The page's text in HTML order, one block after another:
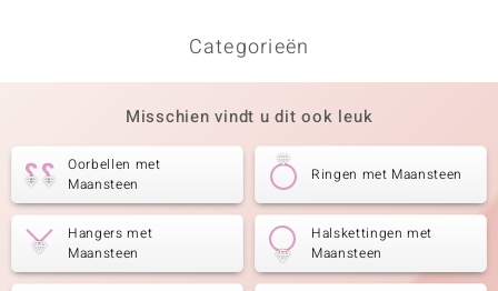
Categorieën
Misschien vindt u dit ook leuk
Oorbellen met
Maansteen
Ringen met Maansteen
Hangers met
Maansteen
Halskettingen met
Maansteen